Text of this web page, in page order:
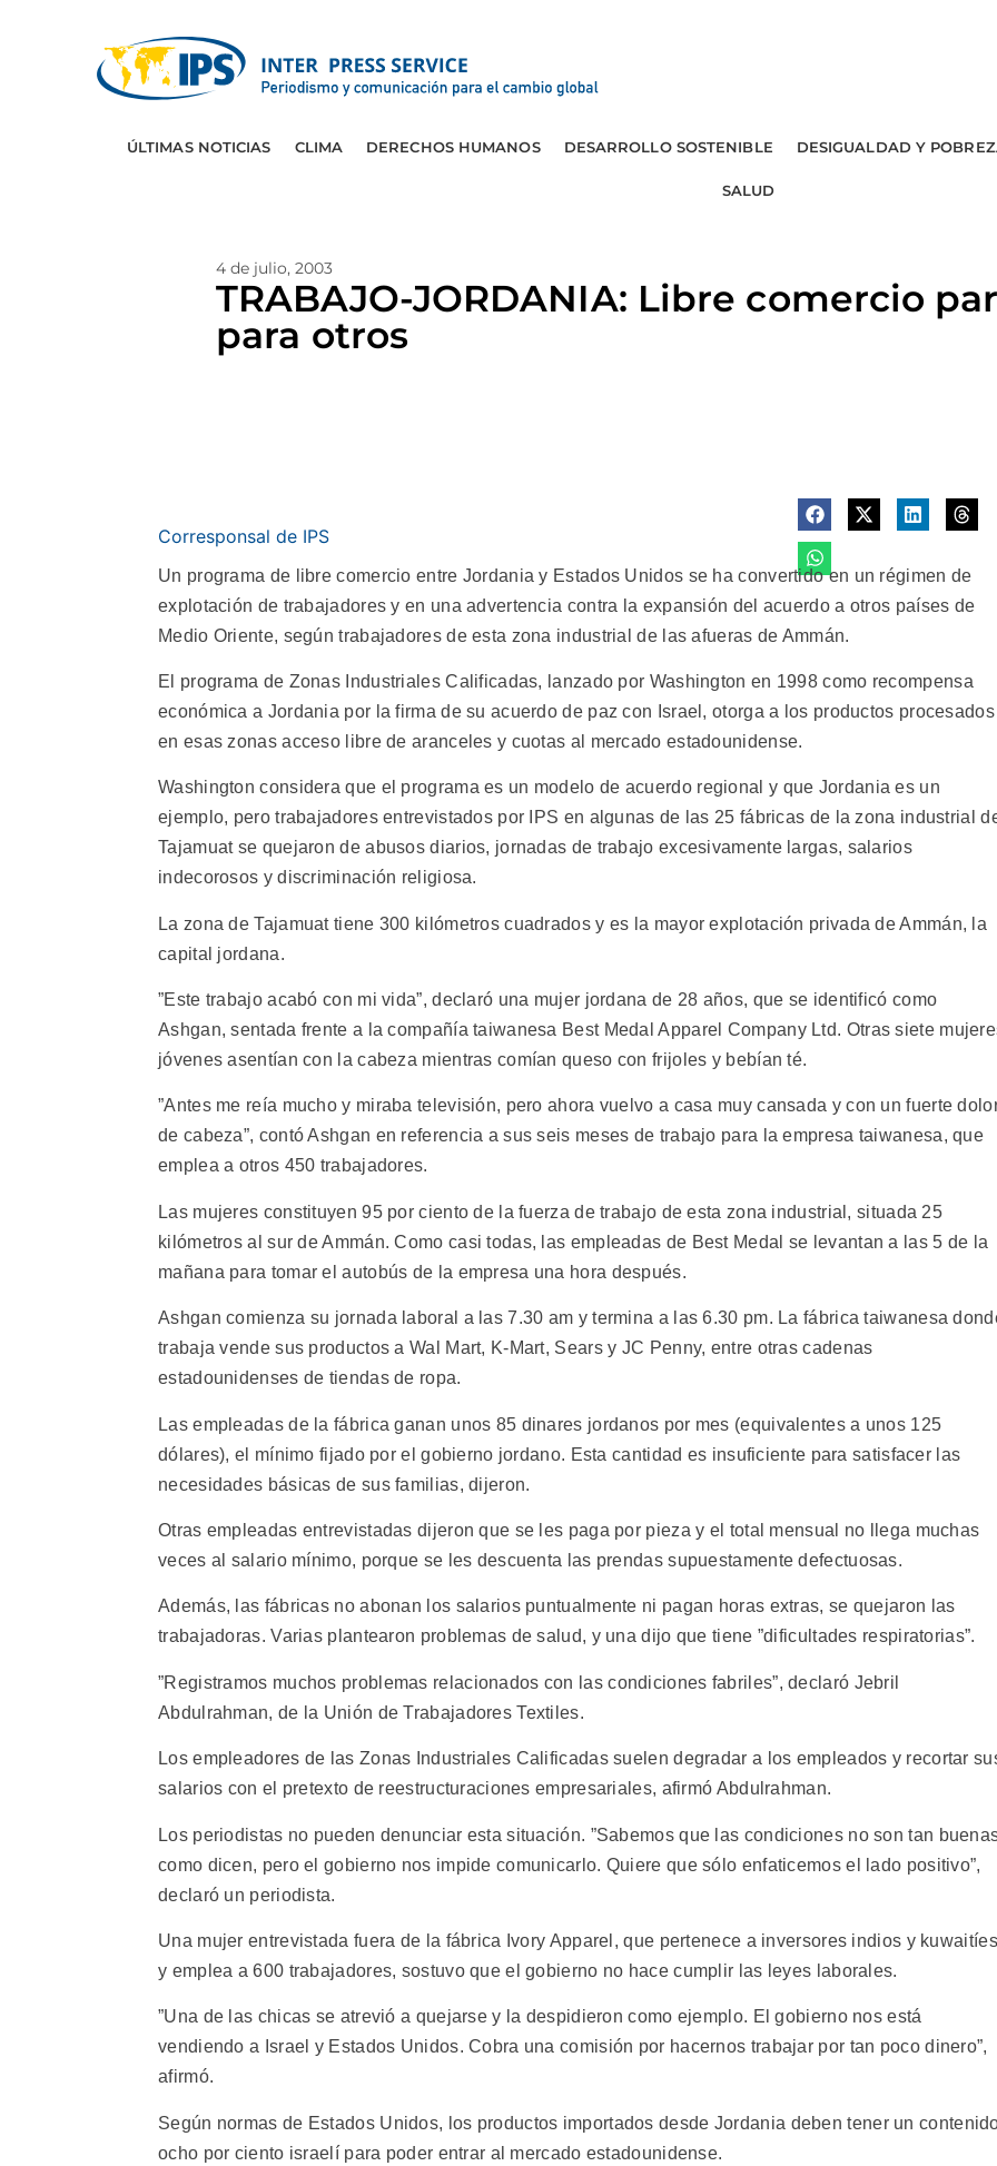
ÚLTIMAS NOTICIAS CLIMA DERECHOS HUMANOS DESARROLLO SOSTENIBLE DESIGUALDAD Y
SALUD
4 de julio, 2003
TRABAJO-JORDANIA: Libre comercio
para otros
Corresponsal de IPS
Un programa de libre comercio entre Jordania y Estados Unidos se ha convertido en un régimen de
explotación de trabajadores y en una advertencia contra la expansión del acuerdo a otros países de
Medio Oriente, según trabajadores de esta zona industrial de las afueras de Ammán.
El programa de Zonas Industriales Calificadas, lanzado por Washington en 1998 como recompensa
económica a Jordania por la firma de su acuerdo de paz con Israel, otorga a los productos procesados
en esas zonas acceso libre de aranceles y cuotas al mercado estadounidense.
Washington considera que el programa es un modelo de acuerdo regional y que Jordania es un
ejemplo, pero trabajadores entrevistados por IPS en algunas de las 25 fábricas de la zona industrial
Tajamuat se quejaron de abusos diarios, jornadas de trabajo excesivamente largas, salarios
indecorosos y discriminación religiosa.
La zona de Tajamuat tiene 300 kilómetros cuadrados y es la mayor explotación privada de Ammán, la
capital jordana.
”Este trabajo acabó con mi vida”, declaró una mujer jordana de 28 años, que se identificó como
Ashgan, sentada frente a la compañía taiwanesa Best Medal Apparel Company Ltd. Otras siete
jóvenes asentían con la cabeza mientras comían queso con frijoles y bebían té.
”Antes me reía mucho y miraba televisión, pero ahora vuelvo a casa muy cansada y con un fuerte
de cabeza”, contó Ashgan en referencia a sus seis meses de trabajo para la empresa taiwanesa, que
emplea a otros 450 trabajadores.
Las mujeres constituyen 95 por ciento de la fuerza de trabajo de esta zona industrial, situada 25
kilómetros al sur de Ammán. Como casi todas, las empleadas de Best Medal se levantan a las 5 de la
mañana para tomar el autobús de la empresa una hora después.
Ashgan comienza su jornada laboral a las 7.30 am y termina a las 6.30 pm. La fábrica taiwanesa
trabaja vende sus productos a Wal Mart, K-Mart, Sears y JC Penny, entre otras cadenas
estadounidenses de tiendas de ropa.
Las empleadas de la fábrica ganan unos 85 dinares jordanos por mes (equivalentes a unos 125
dólares), el mínimo fijado por el gobierno jordano. Esta cantidad es insuficiente para satisfacer las
necesidades básicas de sus familias, dijeron.
Otras empleadas entrevistadas dijeron que se les paga por pieza y el total mensual no llega muchas
veces al salario mínimo, porque se les descuenta las prendas supuestamente defectuosas.
Además, las fábricas no abonan los salarios puntualmente ni pagan horas extras, se quejaron las
trabajadoras. Varias plantearon problemas de salud, y una dijo que tiene ”dificultades respiratorias”.
”Registramos muchos problemas relacionados con las condiciones fabriles”, declaró Jebril
Abdulrahman, de la Unión de Trabajadores Textiles.
Los empleadores de las Zonas Industriales Calificadas suelen degradar a los empleados y recortar
salarios con el pretexto de reestructuraciones empresariales, afirmó Abdulrahman.
Los periodistas no pueden denunciar esta situación. ”Sabemos que las condiciones no son tan
como dicen, pero el gobierno nos impide comunicarlo. Quiere que sólo enfaticemos el lado positivo”,
declaró un periodista.
Una mujer entrevistada fuera de la fábrica Ivory Apparel, que pertenece a inversores indios y kuwaitíes
y emplea a 600 trabajadores, sostuvo que el gobierno no hace cumplir las leyes laborales.
”Una de las chicas se atrevió a quejarse y la despidieron como ejemplo. El gobierno nos está
vendiendo a Israel y Estados Unidos. Cobra una comisión por hacernos trabajar por tan poco dinero”,
afirmó.
Según normas de Estados Unidos, los productos importados desde Jordania deben tener un
ocho por ciento israelí para poder entrar al mercado estadounidense.